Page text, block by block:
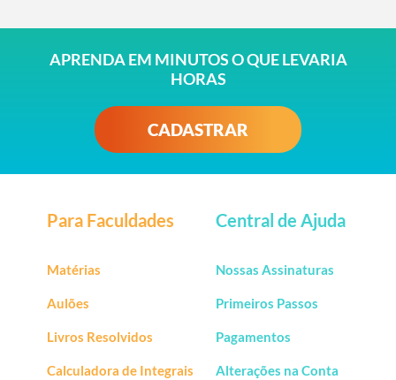
APRENDA EM MINUTOS O QUE LEVARIA
HORAS
CADASTRAR
Para Faculdades
Matérias
Aulões
Livros Resolvidos
Calculadora de Integrais
Central de Ajuda
Nossas Assinaturas
Primeiros Passos
Pagamentos
Alterações na Conta